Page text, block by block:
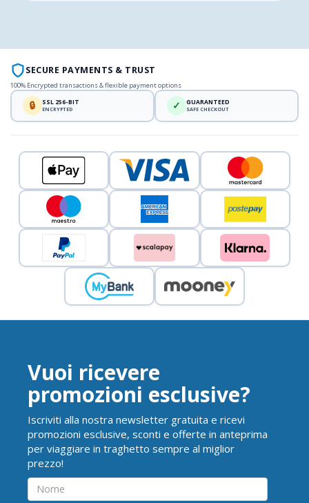
SECURE PAYMENTS & TRUST
100% Encrypted transactions & flexible payment options
🔒 SSL 256-BIT
ENCRYPTED ✓ GUARANTEED
SAFE CHECKOUT
Vuoi ricevere
promozioni esclusive?
Iscriviti alla nostra newsletter gratuita e ricevi
promozioni esclusive, sconti e offerte in anteprima
per viaggiare in traghetto sempre al miglior
prezzo!